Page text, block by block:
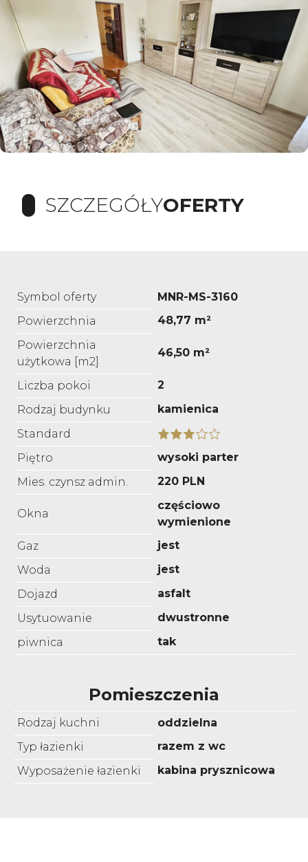
SZCZEGÓŁYOFERTY
Symbol oferty
MNR-MS-3160
Powierzchnia
48,77 m²
Powierzchnia
użytkowa [m2]
46,50 m²
Liczba pokoi
2
Rodzaj budynku
kamienica
Standard
Piętro
wysoki parter
Mies. czynsz admin.
220 PLN
Okna
częściowo
wymienione
Gaz
jest
Woda
jest
Dojazd
asfalt
Usytuowanie
dwustronne
piwnica
tak
Pomieszczenia
Rodzaj kuchni
oddzielna
Typ łazienki
razem z wc
Wyposażenie łazienki
kabina prysznicowa